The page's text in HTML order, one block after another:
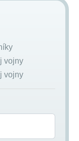
vojny
vojny